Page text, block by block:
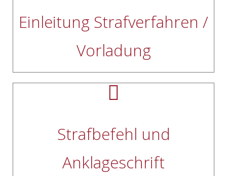
Einleitung Strafverfahren /
Vorladung
Strafbefehl und
Anklageschrift